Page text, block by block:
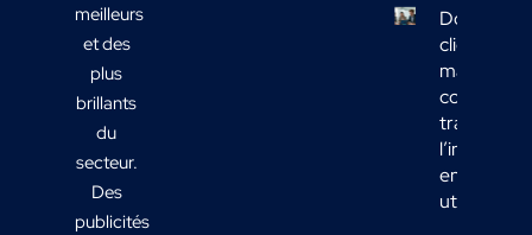
meilleurs
et des
plus
brillants
du
secteur.
Des
publicités
Données
clients
marketing :
comment
en actions
utiles ?